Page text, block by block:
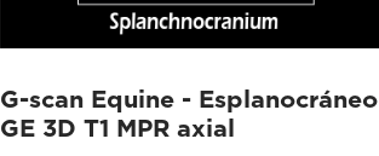
G-scan Equine - Esplanocráneo
GE 3D T1 MPR axial